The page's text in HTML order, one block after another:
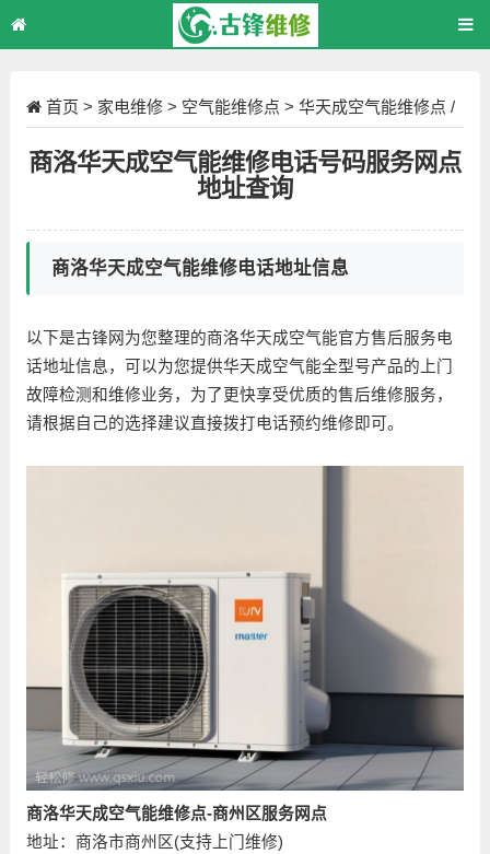
首页 > 家电维修> 空气能维修点 > 华天成空气能维修点 /
正文
商洛华天成空气能维修电话号码服务网点
地址查询
商洛华天成空气能维修电话地址信息
以下是古锋网为您整理的商洛华天成空气能官方售后服务电
话地址信息，可以为您提供华天成空气能全型号产品的上门
故障检测和维修业务，为了更快享受优质的售后维修服务，
请根据自己的选择建议直接拨打电话预约维修即可。
商洛华天成空气能维修点-商州区服务网点
地址：商洛市商州区(支持上门维修)